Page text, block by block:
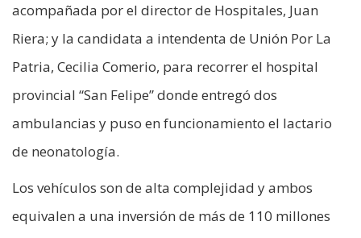
acompañada por el director de Hospitales, Juan
Riera; y la candidata a intendenta de Unión Por La
Patria, Cecilia Comerio, para recorrer el hospital
provincial “San Felipe” donde entregó dos
ambulancias y puso en funcionamiento el lactario
de neonatología.
Los vehículos son de alta complejidad y ambos
equivalen a una inversión de más de 110 millones